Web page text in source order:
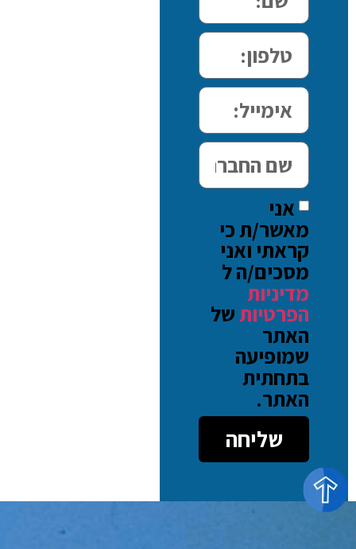
אני
מאשר/ת כי
קראתי ואני
מסכים/ה ל
מדיניות
הפרטיותשל
האתר
שמופיעה
בתחתית
האתר.
שליחה